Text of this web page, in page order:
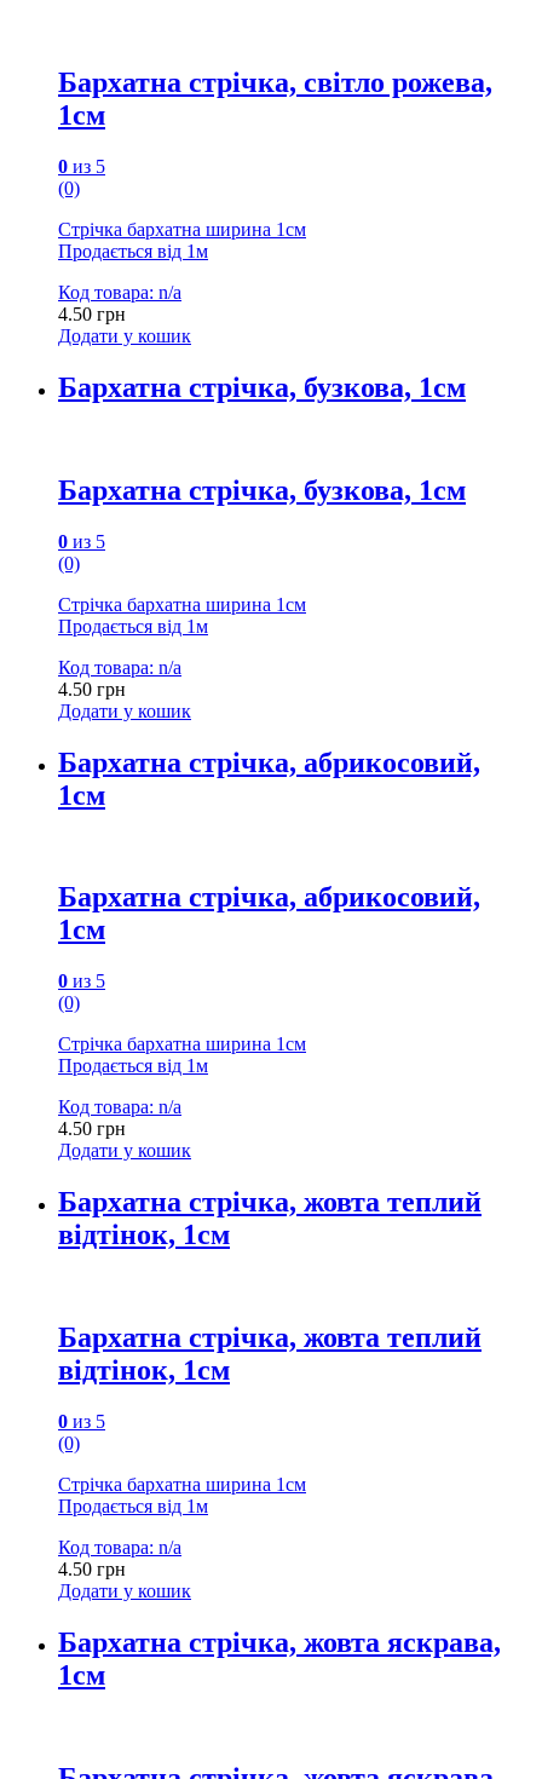
Бархатна стрічка, світло рожева,
1см
0 из 5
(0)
Стрічка бархатна ширина 1см
Продається від 1м
Код товара: n/a
4.50 грн
Додати у кошик
Бархатна стрічка, бузкова, 1см
Бархатна стрічка, бузкова, 1см
0 из 5
(0)
Стрічка бархатна ширина 1см
Продається від 1м
Код товара: n/a
4.50 грн
Додати у кошик
Бархатна стрічка, абрикосовий,
1см
Бархатна стрічка, абрикосовий,
1см
0 из 5
(0)
Стрічка бархатна ширина 1см
Продається від 1м
Код товара: n/a
4.50 грн
Додати у кошик
Бархатна стрічка, жовта теплий
відтінок, 1см
Бархатна стрічка, жовта теплий
відтінок, 1см
0 из 5
(0)
Стрічка бархатна ширина 1см
Продається від 1м
Код товара: n/a
4.50 грн
Додати у кошик
Бархатна стрічка, жовта яскрава,
1см